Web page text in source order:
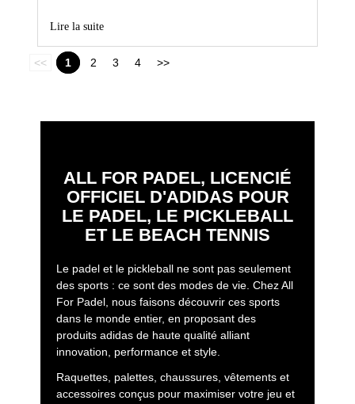
Lire la suite
<< 1 2 3 4 >>
ALL FOR PADEL, LICENCIÉ
OFFICIEL D'ADIDAS POUR
LE PADEL, LE PICKLEBALL
ET LE BEACH TENNIS
Le padel et le pickleball ne sont pas seulement
des sports : ce sont des modes de vie. Chez All
For Padel, nous faisons découvrir ces sports
dans le monde entier, en proposant des
produits adidas de haute qualité alliant
innovation, performance et style.
Raquettes, palettes, chaussures, vêtements et
accessoires conçus pour maximiser votre jeu et